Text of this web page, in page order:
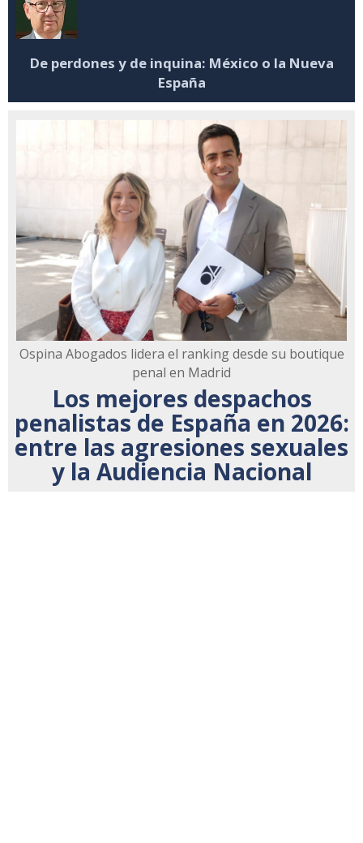
De perdones y de inquina: México o la Nueva
España
Ospina Abogados lidera el ranking desde su boutique
penal en Madrid
Los mejores despachos
penalistas de España en 2026:
entre las agresiones sexuales
y la Audiencia Nacional